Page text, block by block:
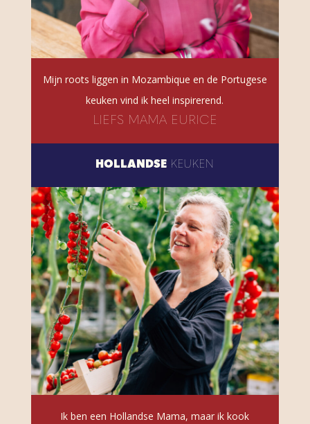
Mijn roots liggen in Mozambique en de Portugese
keuken vind ik heel inspirerend.
LIEFS MAMA EURICE
HOLLANDSE KEUKEN
Ik ben een Hollandse Mama, maar ik kook